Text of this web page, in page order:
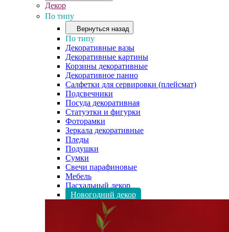
Декор
По типу
Вернуться назад
По типу
Декоративные вазы
Декоративные картины
Корзины декоративные
Декоративное панно
Салфетки для сервировки (плейсмат)
Подсвечники
Посуда декоративная
Статуэтки и фигурки
Фоторамки
Зеркала декоративные
Пледы
Подушки
Сумки
Свечи парафиновые
Мебель
Пасхальный декор
Новогодний декор